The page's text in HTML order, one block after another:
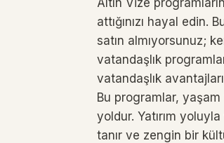
attığınızı hayal edin.
satın almıyorsunuz;
vatandaşlık
vatandaşlık
Bu programlar, yaşam
yoldur. Yatırım
tanır ve zengin bir